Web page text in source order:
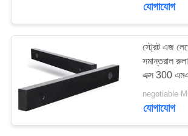
টি স্লট বেস প্লেট
যোগাযোগ
স্ট্রেট এজ
সমান্তরাল
এক্স 300
negotiable
যোগাযোগ